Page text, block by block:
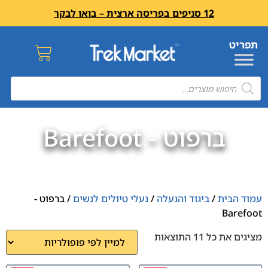
12 סניפים בפריסה ארצית – בואו לבקר
ברפוט - Barefoot
עמוד הבית/ביגוד והנעלה / נעלי טיולים לנשים/ ברפוט -
Barefoot
מציגים את כל ⁦11⁩ התוצאות